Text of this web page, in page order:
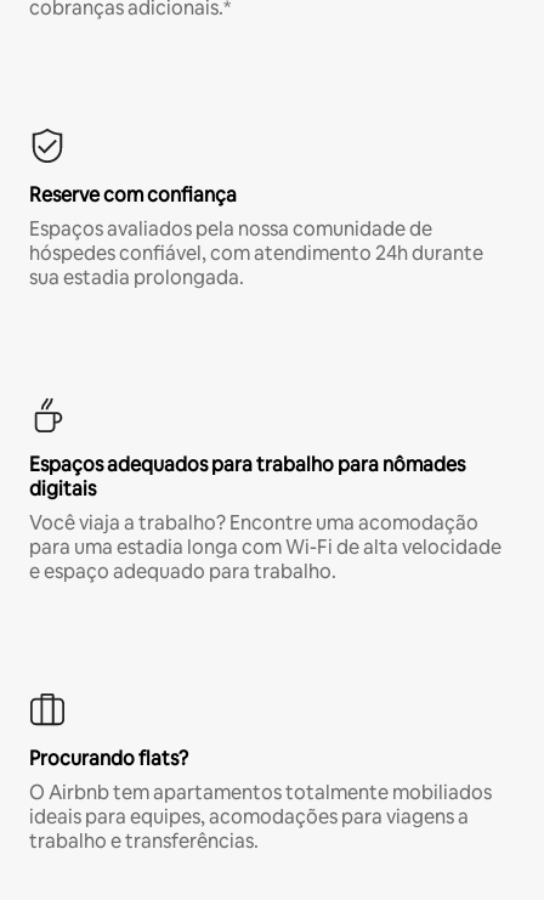
cobranças adicionais.*
Reserve com confiança
Espaços avaliados pela nossa comunidade de
hóspedes confiável, com atendimento 24h durante
sua estadia prolongada.
Espaços adequados para trabalho para nômades
digitais
Você viaja a trabalho? Encontre uma acomodação
para uma estadia longa com Wi-Fi de alta velocidade
e espaço adequado para trabalho.
Procurando flats?
O Airbnb tem apartamentos totalmente mobiliados
ideais para equipes, acomodações para viagens a
trabalho e transferências.